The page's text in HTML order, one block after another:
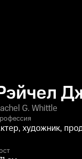
G. Whittle
художник,